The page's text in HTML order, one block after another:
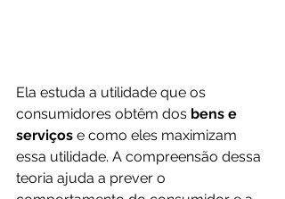
Ela estuda a utilidade que os
consumidores obtêm dos bens e
serviços e como eles maximizam
essa utilidade. A compreensão dessa
teoria ajuda a prever o